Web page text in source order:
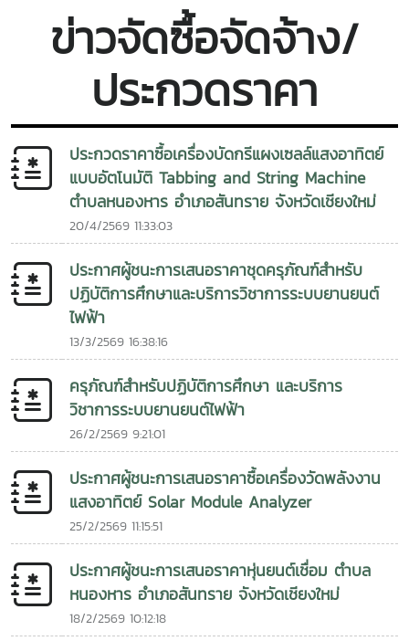
อากาศ การฝึกปฏิบัติจริง เพื่อเสริมสร้างทักษะในการใช้งานระบบ
ภายหลังการอบรม ได้มีพิธีลงนาม บันทึกข้อตกลงความร่วมมือ
(Memorandum of Understanding : MOU) ระหว่างหน่วยงาน
จากประเทศไทยและสาธารณรัฐประชาธิปไตยประชาชนลาว เพื่อ
สร้างเครือข่ายความร่วมมือด้านวิชาการ การวิจัยและนวัตกรรม
การพัฒนาหลักสูตร การฝึกอบรม การพัฒนาบุคลากร และการ
ส่งเสริมโรงเรียนต้นแบบด้านสิ่งแวดล้อมและพลังงานสะอาดใน
พื้นที่แขวงหลวงพระบางความร่วมมือครั้งนี้นับเป็นอีกก้าวสำคัญ
ของการเชื่อมโยงเครือข่ายระหว่างประเทศไทยและ สปป.ลาว ใน
การขับเคลื่อนการพัฒนาทรัพยากรมนุษย์ การศึกษา และการใช้
พลังงานสะอาด เพื่อยกระดับคุณภาพชีวิตของประชาชน พร้อม
ร่วมสร้างสังคมที่เป็นมิตรต่อสิ่งแวดล้อม และก้าวสู่การพัฒนาที่
ยั่งยืนร่วมกันในอนาคต
การลงมือปฏิบัติจริง โดยคณะวิทยากรได้ร่วมทำงานกับครู
บุคลากร และชุมชนในพื้นที่ เพื่อพัฒนาระบบพลังงานสะอาดให้
สามารถนำไปใช้งานได้อย่างมีประสิทธิภาพและเกิดความยั่งยืน
กิจกรรมสำคัญประกอบด้วย - ติดตั้งระบบสูบน้ำพลังงานแสง
อาทิตย์สำหรับใช้งานภายในโรงเรียน - ถ่ายทอดความรู้เกี่ยวกับ
หลักการออกแบบ การทำงาน และองค์ประกอบของระบบสูบน้ำ
พลังงานแสงอาทิตย์ - ฝึกปฏิบัติการติดตั้ง การใช้งาน และการ
บำรุงรักษาระบบร่วมกับครูและผู้เข้าร่วมกิจกรรม - สร้างการมี
ส่วนร่วมระหว่างสถาบันการศึกษา หน่วยงานภาครัฐ และชุมชน
เพื่อให้สามารถบริหารจัดการระบบได้ด้วยตนเอง โครงการนี้มีเป้า
หมายในการส่งเสริมการใช้พลังงานทดแทน เพิ่มการเข้าถึง
อากาศ และยกระดับคุณภาพชีวิตของชุมชน พร้อมสร้างต้นแบบ
การพัฒนาที่ยั่งยืนที่สามารถขยายผลไปยังพื้นที่อื่นในอนาคต การ
ดำเนินกิจกรรมในครั้งนี้สะท้อนถึงความมุ่งมั่นของวิทยาลัย
พลังงานทดแทน มหาวิทยาลัยแม่โจ้ ในการนำองค์ความรู้
เทคโนโลยี และนวัตกรรมด้านพลังงานทดแทนไปสร้างประโยชน์แก่
สังคม พร้อมส่งเสริมความร่วมมือทางวิชาการระหว่างประเทศไทย
และ สปป.ลาว เพื่อร่วมกันขับเคลื่อนการพัฒนาที่ยั่งยืนในระดับ
ภูมิภาคพลังงานสะอาด สร้างโอกาส พัฒนาคุณภาพชีวิต และ
เชื่อมโยงความร่วมมือสู่อนาคตที่ยั่งยืน ไม่เอาอิโมจิ
ข่าวจัดซื้อจัดจ้าง/
ประกวดราคา
ประกวดราคาซื้อเครื่องบัดกรีแผงเซลล์แสงอาทิตย์
แบบอัตโนมัติ Tabbing and String Machine
ตำบลหนองหาร อำเภอสันทราย จังหวัดเชียงใหม่
20/4/2569 11:33:03
ประกาศผู้ชนะการเสนอราคาชุดครุภัณฑ์สำหรับ
ปฏิบัติการศึกษาและบริการวิชาการระบบยานยนต์
ไฟฟ้า
13/3/2569 16:38:16
ครุภัณฑ์สำหรับปฏิบัติการศึกษา และบริการ
วิชาการระบบยานยนต์ไฟฟ้า
26/2/2569 9:21:01
ประกาศผู้ชนะการเสนอราคาซื้อเครื่องวัดพลังงาน
แสงอาทิตย์ Solar Module Analyzer
25/2/2569 11:15:51
ประกาศผู้ชนะการเสนอราคาหุ่นยนต์เชื่อม ตำบล
หนองหาร อำเภอสันทราย จังหวัดเชียงใหม่
18/2/2569 10:12:18